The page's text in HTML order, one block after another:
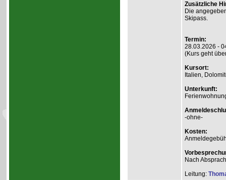
Zusätzliche
Die
Skipass.
Termin:
28.03.2026 -
(Kurs geht
Kursort:
Italien,
Unterkunft:
-ohne-
Kosten:
Nach
Leitung: